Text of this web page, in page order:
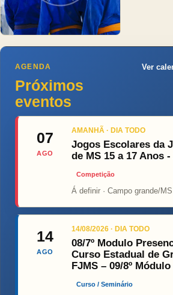
AGENDA
Próximos
eventos
Ver
07
AGO
AMANHÃ · DIA TODO
Jogos Escolares da
de MS 15 a 17 Anos -
Competição
Á definir · Campo grande/MS
14
AGO
14/08/2026 · DIA TODO
08/7º Modulo
Curso Estadual de
FJMS – 09/8º Módulo
Curso / Seminário